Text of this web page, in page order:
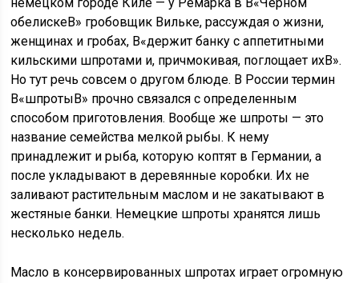
обелискеВ» гробовщик Вильке, рассуждая о жизни,
женщинах и гробах, В«держит банку с аппетитными
кильскими шпротами и, причмокивая, поглощает ихВ».
Но тут речь совсем о другом блюде. В России термин
В«шпротыВ» прочно связался с определенным
способом приготовления. Вообще же шпроты — это
название семейства мелкой рыбы. К нему
принадлежит и рыба, которую коптят в Германии, а
после укладывают в деревянные коробки. Их не
заливают растительным маслом и не закатывают в
жестяные банки. Немецкие шпроты хранятся лишь
несколько недель.
Масло в консервированных шпротах играет огромную